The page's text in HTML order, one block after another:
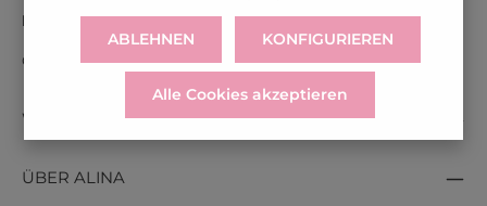
Montag bis Freitag: 09:00 - 17:00 Uhr.
Oder über unserKontaktformular.
WICHTIGE INFOS
ÜBER ALINA
ABLEHNEN KONFIGURIEREN
Alle Cookies akzeptieren